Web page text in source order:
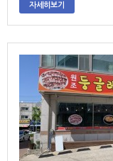
자세히보기